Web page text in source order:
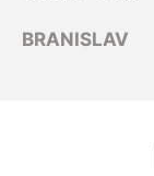
BRANISLAV